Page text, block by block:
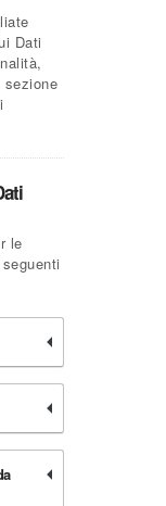
Dati
sezione
le